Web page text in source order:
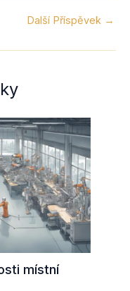
Další Příspěvek →
místní